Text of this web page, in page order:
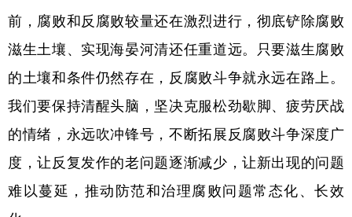
前，腐败和反腐败较量还在激烈进行，彻底铲除腐败
滋生土壤、实现海晏河清还任重道远。只要滋生腐败
的土壤和条件仍然存在，反腐败斗争就永远在路上。
我们要保持清醒头脑，坚决克服松劲歇脚、疲劳厌战
的情绪，永远吹冲锋号，不断拓展反腐败斗争深度广
度，让反复发作的老问题逐渐减少，让新出现的问题
难以蔓延，推动防范和治理腐败问题常态化、长效